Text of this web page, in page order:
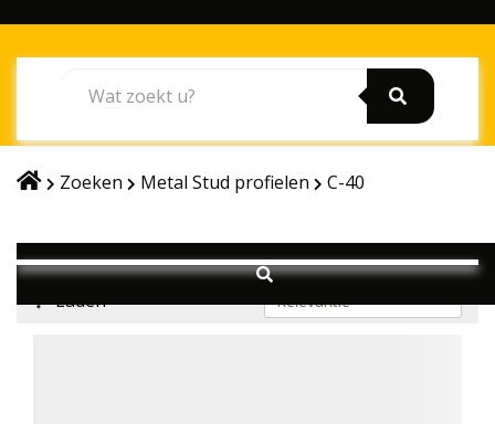
Zoeken Metal Stud profielen C-40
Laden